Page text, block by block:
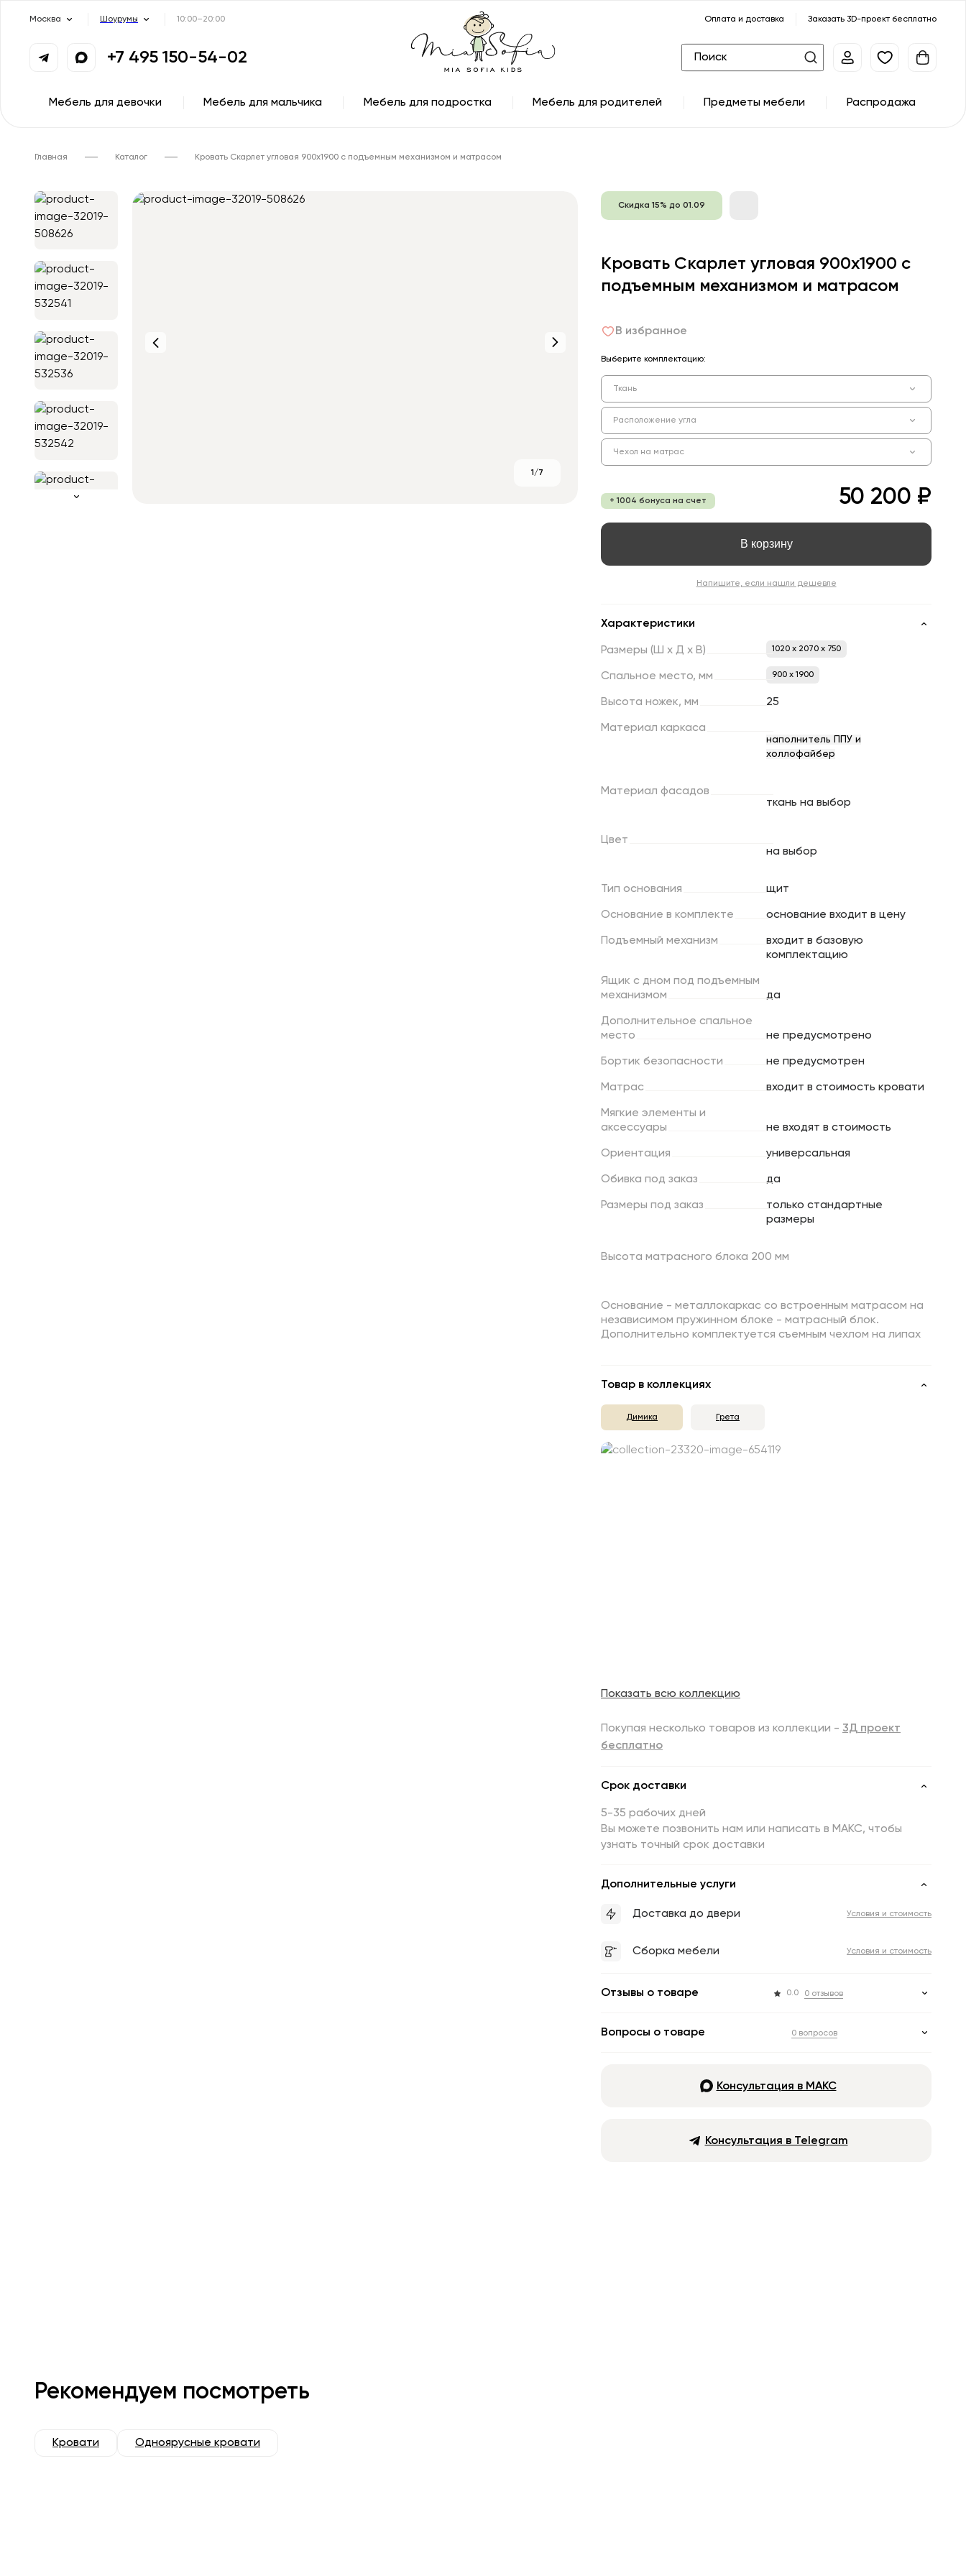
Москва Шоурумы 10:00–20:00 Оплата и доставка Заказать 3D-проект бесплатно
+7 495 150-54-02
Мебель для девочки Мебель для мальчика Мебель для подростка Мебель для родителей Предметы мебели Распродажа
Главная Каталог Кровать Скарлет угловая 900х1900 с подъемным механизмом и матрасом
1/7
Скидка 15% до 01.09
Кровать Скарлет угловая 900х1900 с
подъемным механизмом и матрасом
В избранное
Выберите комплектацию:
Ткань
Расположение угла
Чехол на матрас
+ 1004 бонуса на счет 50 200 ₽
В корзину
Напишите, если нашли дешевле
Характеристики
Размеры (Ш х Д х В) 1020 x 2070 x 750
Спальное место, мм 900 х 1900
Высота ножек, мм 25
Материал каркаса
наполнитель ППУ и
холлофайбер
Материал фасадов
ткань на выбор
Цвет
на выбор
Тип основания щит
Основание в комплекте основание входит в цену
Подъемный механизм
входит в базовую
комплектацию
Ящик с дном под подъемным
механизмом
да
Дополнительное спальное
место
не предусмотрено
Бортик безопасности не предусмотрен
Матрас входит в стоимость кровати
Мягкие элементы и
аксессуары
не входят в стоимость
Ориентация универсальная
Обивка под заказ да
Размеры под заказ
только стандартные
размеры
Высота матрасного блока 200 мм
Основание - металлокаркас со встроенным матрасом на
независимом пружинном блоке - матрасный блок.
Дополнительно комплектуется съемным чехлом на липах
Товар в коллекциях
Димика Грета
Показать всю коллекцию
Покупая несколько товаров из коллекции - 3Д проект
бесплатно
Срок доставки
5-35 рабочих дней
Вы можете позвонить нам или написать в МАКС, чтобы
узнать точный срок доставки
Дополнительные услуги
Доставка до двери Условия и стоимость
Сборка мебели Условия и стоимость
Отзывы о товаре 0.0 0 отзывов
Вопросы о товаре 0 вопросов
Консультация в МАКС
Консультация в Telegram
Рекомендуем посмотреть
Кровати Одноярусные кровати